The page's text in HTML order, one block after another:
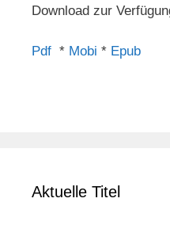
Download zur
Pdf * Mobi * Epub
Aktuelle Titel